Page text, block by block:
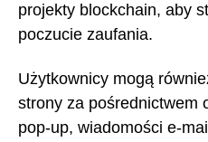
projekty blockchain, aby
poczucie zaufania.
Użytkownicy mogą
strony za pośrednictwem
pop-up, wiadomości e-